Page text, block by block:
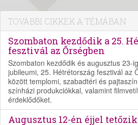
TOVÁBBI CIKKEK A TÉMÁBAN
Szombaton kezdődik a 25.
fesztivál az Őrségben
Szombaton kezdődik és augusztus 23-
jubileumi, 25. Hétrétország fesztivál az
között templomi, szabadtéri és
színházi produkciókkal, valamint
érdeklődőket.
Augusztus 12-én éjjel